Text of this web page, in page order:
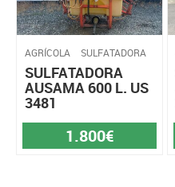
AGRÍCOLA SULFATADORA
SULFATADORA
AUSAMA 600 L. US
3481
1.800€